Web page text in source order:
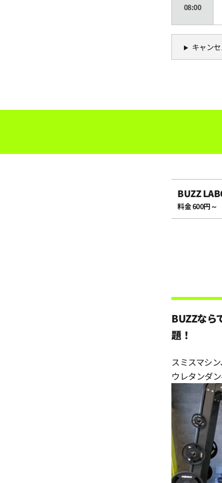
08:00
11:00
13:00
13:30
14:00
14:30
15:00
キャン
BUZZ
料金 600円～
BUZZなら
題！
スミスマシ
ウレタンダ